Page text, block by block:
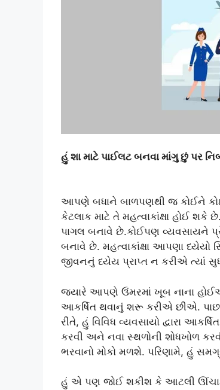
હું શા માટે પાઈલટ બનવા માંગુ છું પર
આપણે બધાને બાળપણથી જ કોઈને
કેટલાક માટે તે મહત્વાકાંક્ષા હોઈ શકે
પાગલ બનાવે છે.કોઈપણ વ્યવસાયને
બનાવે છે. મહત્વાકાંક્ષા આપણા
જીવનનું ધ્યેય પ્રાપ્ત ન કરીએ ત્યાં
જ્યારે આપણે ઉંમરમાં ખૂબ નાના
આકર્ષિત થવાનું શરૂ કરીએ છીએ.
રીતે, હું વિવિધ વ્યવસાયો દ્વારા
કરવી અને નવા સ્થળોની શોધખોળ
ભરવાનો મોકો મળશે. પરિણામે, હું
હું એ પણ જોઈ શકીશ કે આટલી